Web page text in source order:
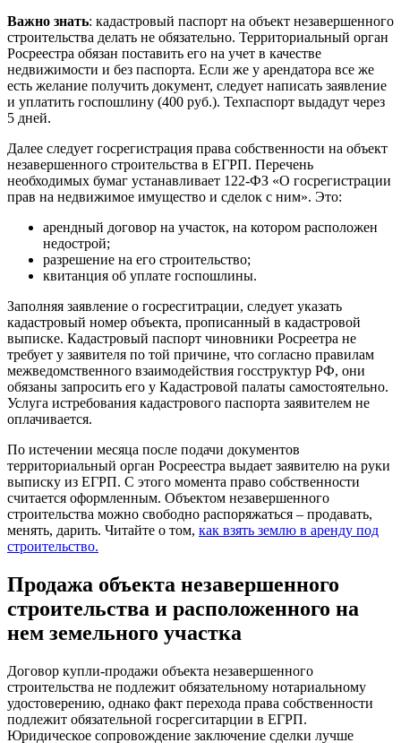
Важно знать: кадастровый паспорт на объект незавершенного
строительства делать не обязательно. Территориальный орган
Росреестра обязан поставить его на учет в качестве
недвижимости и без паспорта. Если же у арендатора все же
есть желание получить документ, следует написать заявление
и уплатить госпошлину (400 руб.). Техпаспорт выдадут через
5 дней.
Далее следует госрегистрация права собственности на объект
незавершенного строительства в ЕГРП. Перечень
необходимых бумаг устанавливает 122-ФЗ «О госрегистрации
прав на недвижимое имущество и сделок с ним». Это:
арендный договор на участок, на котором расположен
недострой;
разрешение на его строительство;
квитанция об уплате госпошлины.
Заполняя заявление о госресгитрации, следует указать
кадастровый номер объекта, прописанный в кадастровой
выписке. Кадастровый паспорт чиновники Росреетра не
требует у заявителя по той причине, что согласно правилам
межведомственного взаимодействия госструктур РФ, они
обязаны запросить его у Кадастровой палаты самостоятельно.
Услуга истребования кадастрового паспорта заявителем не
оплачивается.
По истечении месяца после подачи документов
территориальный орган Росреестра выдает заявителю на руки
выписку из ЕГРП. С этого момента право собственности
считается оформленным. Объектом незавершенного
строительства можно свободно распоряжаться – продавать,
менять, дарить. Читайте о том, как взять землю в аренду под
строительство.
Продажа объекта незавершенного
строительства и расположенного на
нем земельного участка
Договор купли-продажи объекта незавершенного
строительства не подлежит обязательному нотариальному
удостоверению, однако факт перехода права собственности
подлежит обязательной госрегситарции в ЕГРП.
Юридическое сопровождение заключение сделки лучше